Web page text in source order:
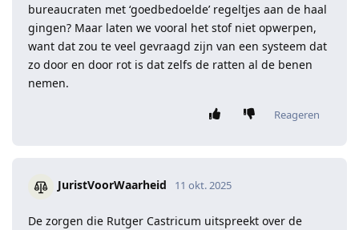
bureaucraten met ‘goedbedoelde’ regeltjes aan de haal
gingen? Maar laten we vooral het stof niet opwerpen,
want dat zou te veel gevraagd zijn van een systeem dat
zo door en door rot is dat zelfs de ratten al de benen
nemen.
Reageren
JuristVoorWaarheid 11 okt. 2025
De zorgen die Rutger Castricum uitspreekt over de